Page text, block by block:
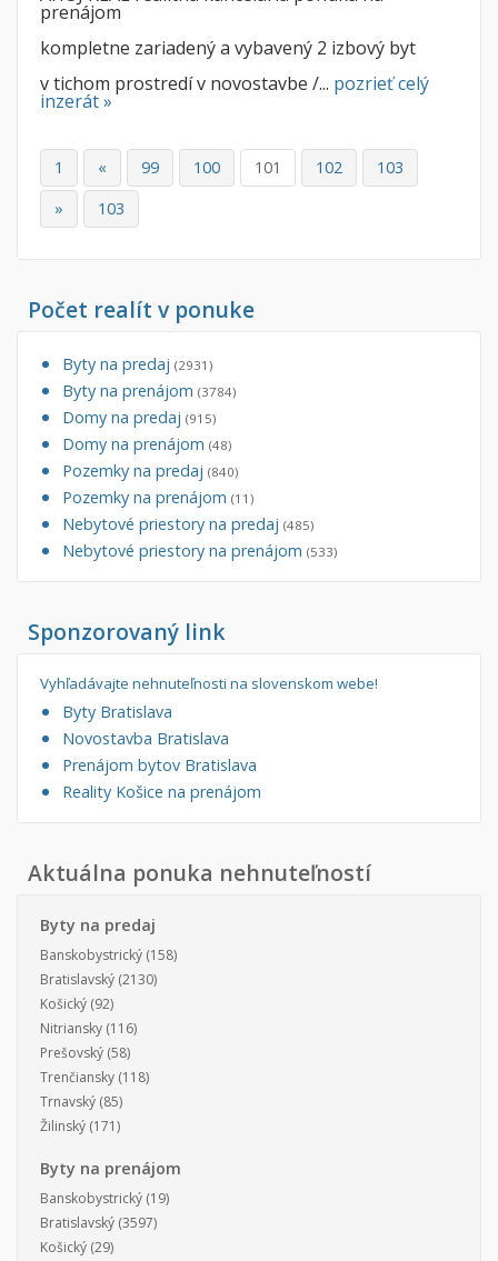
prenájom
kompletne zariadený a vybavený 2 izbový byt
v tichom prostredí v novostavbe /... pozrieť celý
inzerát »
1 « 99 100 101 102
103
»
103
Počet realít v ponuke
Byty na predaj (2931)
Byty na prenájom (3784)
Domy na predaj (915)
Domy na prenájom (48)
Pozemky na predaj (840)
Pozemky na prenájom (11)
Nebytové priestory na predaj (485)
Nebytové priestory na prenájom (533)
Sponzorovaný link
Vyhľadávajte nehnuteľnosti na slovenskom webe!
Byty Bratislava
Novostavba Bratislava
Prenájom bytov Bratislava
Reality Košice na prenájom
Aktuálna ponuka nehnuteľností
Byty na predaj
Banskobystrický (158)
Bratislavský (2130)
Košický (92)
Nitriansky (116)
Prešovský (58)
Trenčiansky (118)
Trnavský (85)
Žilinský (171)
Byty na prenájom
Banskobystrický (19)
Bratislavský (3597)
Košický (29)